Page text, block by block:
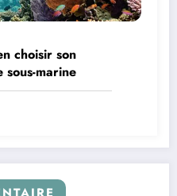
choisir son
marine